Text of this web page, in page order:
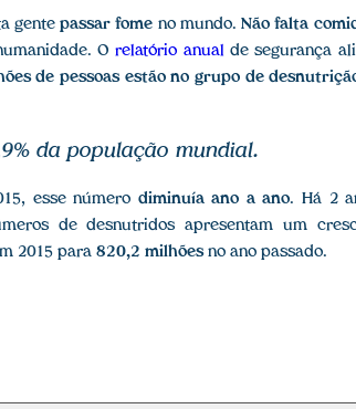
gente passar fome no mundo. Não falta
Orelatório anual de segurança
de pessoas estão no grupo de
da população mundial.
esse número diminuía ano a ano. Há 2
de desnutridos apresentam um
2015 para820,2 milhõesno ano passado.